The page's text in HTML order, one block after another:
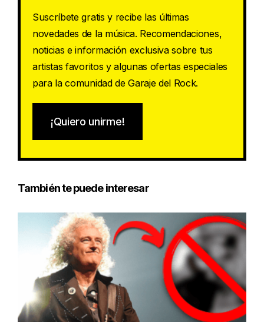
Suscríbete gratis y recibe las últimas
novedades de la música. Recomendaciones,
noticias e información exclusiva sobre tus
artistas favoritos y algunas ofertas especiales
para la comunidad de Garaje del Rock.
¡Quiero unirme!
También te puede interesar